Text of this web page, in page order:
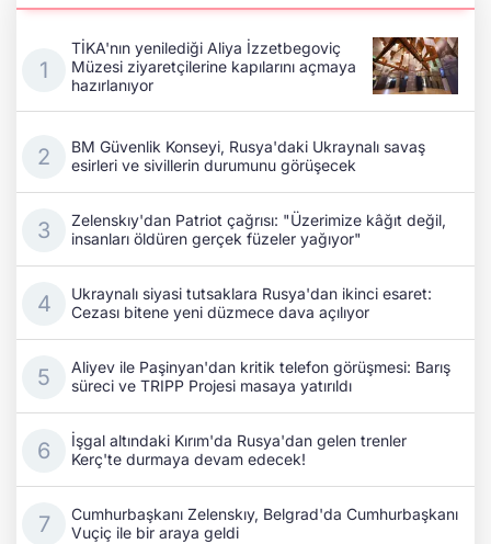
TİKA'nın yenilediği Aliya İzzetbegoviç
Müzesi ziyaretçilerine kapılarını açmaya
hazırlanıyor
BM Güvenlik Konseyi, Rusya'daki Ukraynalı savaş
esirleri ve sivillerin durumunu görüşecek
Zelenskıy'dan Patriot çağrısı: "Üzerimize kâğıt değil,
insanları öldüren gerçek füzeler yağıyor"
Ukraynalı siyasi tutsaklara Rusya'dan ikinci esaret:
Cezası bitene yeni düzmece dava açılıyor
Aliyev ile Paşinyan'dan kritik telefon görüşmesi: Barış
süreci ve TRIPP Projesi masaya yatırıldı
İşgal altındaki Kırım'da Rusya'dan gelen trenler
Kerç'te durmaya devam edecek!
Cumhurbaşkanı Zelenskıy, Belgrad'da Cumhurbaşkanı
Vuçiç ile bir araya geldi